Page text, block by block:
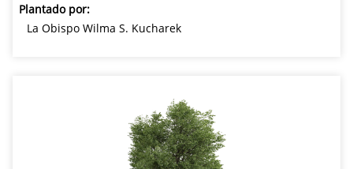
Plantado por:
La Obispo Wilma S. Kucharek